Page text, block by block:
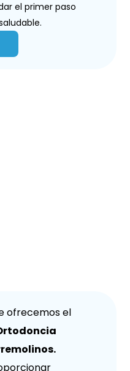
el primer paso
ofrecemos el